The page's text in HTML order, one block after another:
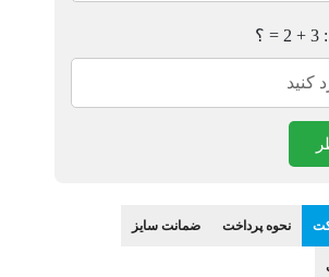
نحوه پرداخت ضمانت سایز